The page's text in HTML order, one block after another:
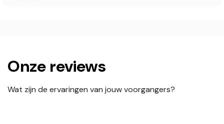
Onze reviews
Wat zijn de ervaringen van jouw voorgangers?